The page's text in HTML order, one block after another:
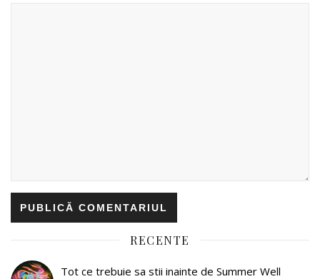
RECENTE
Tot ce trebuie sa stii inainte de Summer Well